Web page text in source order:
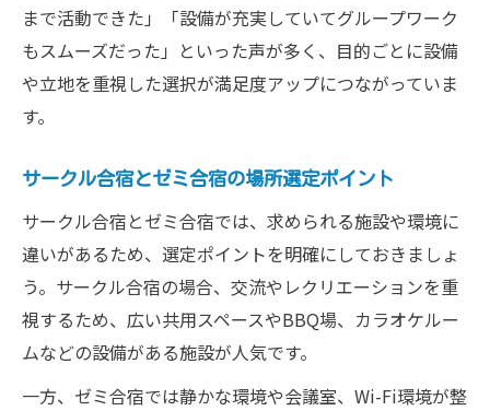
まで活動できた」「設備が充実していてグループワーク
もスムーズだった」といった声が多く、目的ごとに設備
や立地を重視した選択が満足度アップにつながっていま
す。
サークル合宿とゼミ合宿の場所選定ポイント
サークル合宿とゼミ合宿では、求められる施設や環境に
違いがあるため、選定ポイントを明確にしておきましょ
う。サークル合宿の場合、交流やレクリエーションを重
視するため、広い共用スペースやBBQ場、カラオケルー
ムなどの設備がある施設が人気です。
一方、ゼミ合宿では静かな環境や会議室、Wi-Fi環境が整